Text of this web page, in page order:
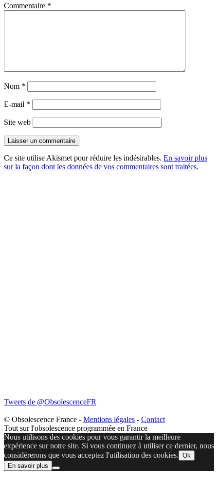
Commentaire *
Nom *
E-mail *
Site web
Ce site utilise Akismet pour réduire les indésirables. En savoir plus
sur la façon dont les données de vos commentaires sont traitées.
Tweets de @ObsolescenceFR
© Obsolescence France - Mentions légales - Contact
Tout sur l'obsolescence programmée en France
Nous utilisons des cookies pour vous garantir la meilleure
expérience sur notre site. Si vous continuez à utiliser ce dernier, nous
considérerons que vous acceptez l'utilisation des cookies. Ok
En savoir plus